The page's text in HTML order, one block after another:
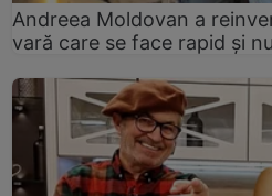
Andreea Moldovan a
vară care se face rapid și